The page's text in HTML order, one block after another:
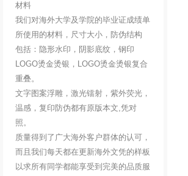
材料
我们对海外大学及学院的毕业证成绩单
所使用的材料，尺寸大小，防伪结构
包括：隐形水印，阴影底纹，钢印
LOGO烫金烫银，LOGO烫金烫银复合
重叠。
文字图案浮雕，激光镭射，紫外荧光，
温感，复印防伪都有原版本文,凭对
照。
质量得到了广大海外客户群体的认可，
而且我们每天都在更新海外文凭的样板
以求所有同学都能享受到完美的品质服